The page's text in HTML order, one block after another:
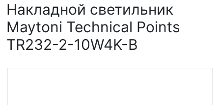
Накладной светильник
Maytoni Technical Points
TR232-2-10W4K-B